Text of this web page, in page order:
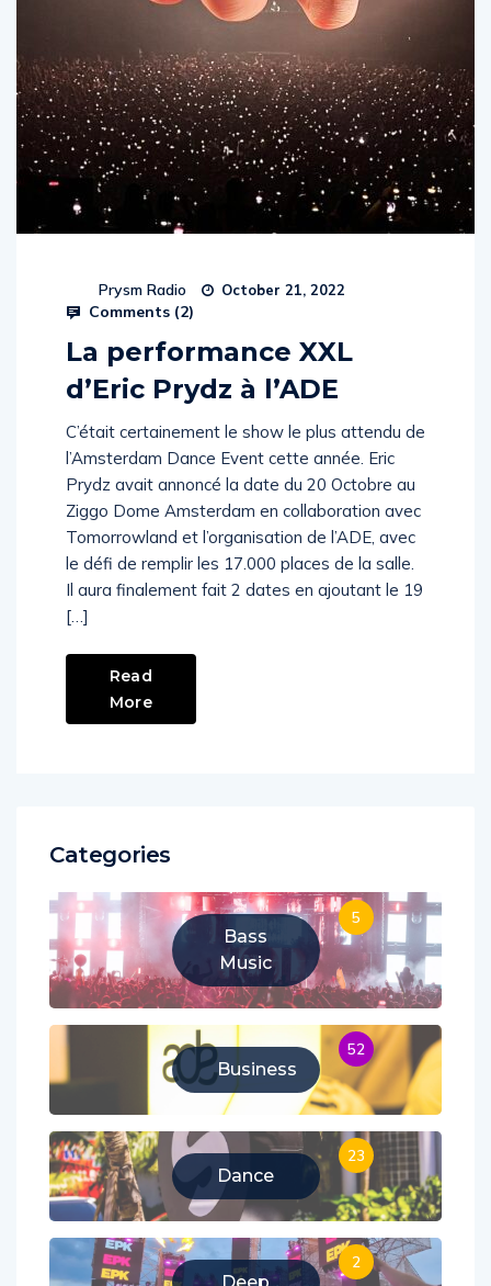
Prysm Radio October 21, 2022
Comments (2)
La performance XXL
d’Eric Prydz à l’ADE
C’était certainement le show le plus attendu de
l’Amsterdam Dance Event cette année. Eric
Prydz avait annoncé la date du 20 Octobre au
Ziggo Dome Amsterdam en collaboration avec
Tomorrowland et l’organisation de l’ADE, avec
le défi de remplir les 17.000 places de la salle.
Il aura finalement fait 2 dates en ajoutant le 19
[…]
Read
More
Categories
Bass
Music
5
Business
52
Dance
23
2